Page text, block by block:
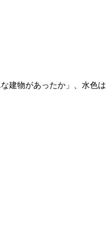
建物があったか」、水色は